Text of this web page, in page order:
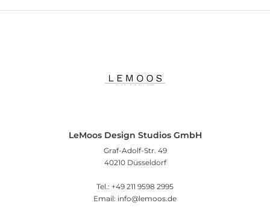
LeMoos Design Studios GmbH
Graf-Adolf-Str. 49
40210 Düsseldorf
Tel.: +49 211 9598 2995
Email: info@lemoos.de